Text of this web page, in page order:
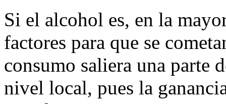
Si el alcohol es, en la
factores para que se
consumo saliera una parte
nivel local, pues la